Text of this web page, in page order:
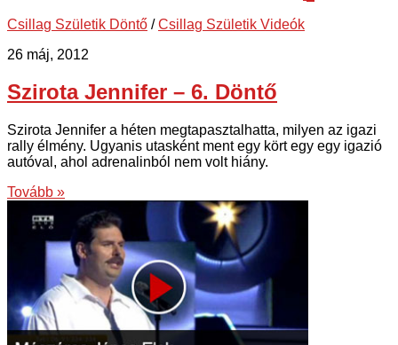
Csillag Születik Döntő /Csillag Születik Videók
26 máj, 2012
Szirota Jennifer – 6. Döntő
Szirota Jennifer a héten megtapasztalhatta, milyen az igazi
rally élmény. Ugyanis utasként ment egy kört egy egy igazió
autóval, ahol adrenalinból nem volt hiány.
Tovább »